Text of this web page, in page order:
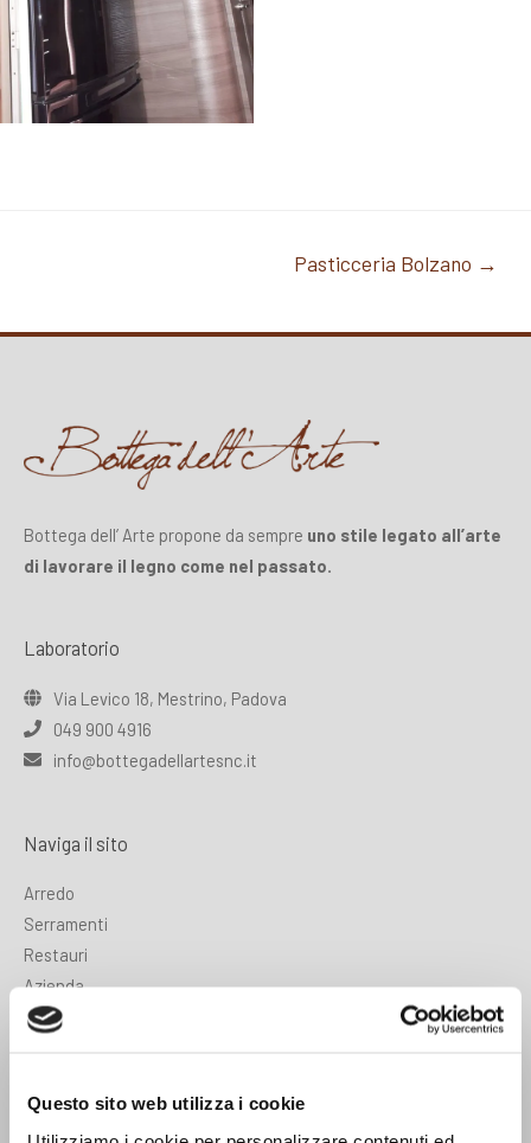
Questo sito web utilizza i cookie
Pasticceria Bolzano →
Bottega dell’ Arte propone da sempre uno stile legato all’arte
di lavorare il legno come nel passato.
Laboratorio
Via Levico 18, Mestrino, Padova
049 900 4916
info@bottegadellartesnc.it
Naviga il sito
Arredo
Serramenti
Restauri
Azienda
Contatti
Contatti